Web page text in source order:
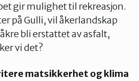
gir mulighet til rekreasjon.
på Gulli, vil åkerlandskap
bli erstattet av asfalt,
vi det?
matsikkerhet og klima